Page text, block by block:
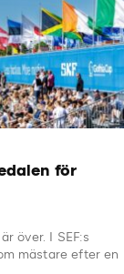
för
över. I SEF:s
mästare efter en